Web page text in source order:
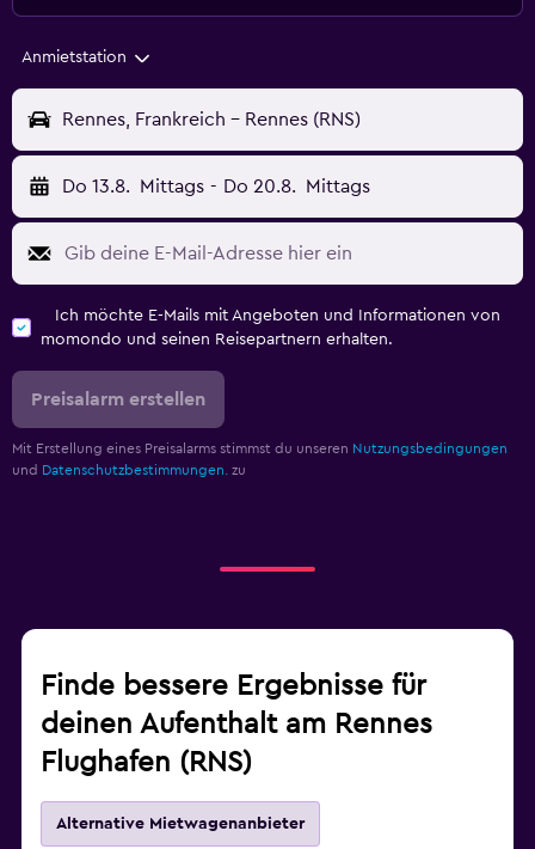
Anmietstation
Rennes, Frankreich - Rennes (RNS)
Do 13.8. Mittags - Do 20.8. Mittags
Ich möchte E-Mails mit Angeboten und Informationen von
momondo und seinen Reisepartnern erhalten.
Preisalarm erstellen
Mit Erstellung eines Preisalarms stimmst du unseren Nutzungsbedingungen
und Datenschutzbestimmungen. zu
Finde bessere Ergebnisse für
deinen Aufenthalt am Rennes
Flughafen (RNS)
Alternative Mietwagenanbieter